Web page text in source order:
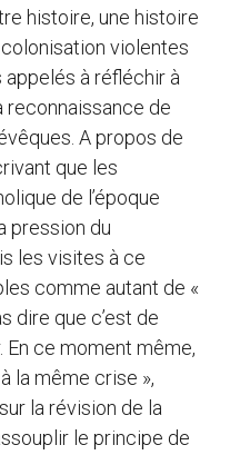
histoire, une histoire
violentes
appelés à réfléchir à
de
A propos de
que les
de l’époque
pression du
les visites à ce
comme autant de «
dire que c’est de
En ce moment même,
la même crise »,
la révision de la
le principe de